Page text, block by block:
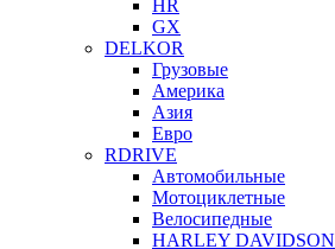
HR
GX
DELKOR
Грузовые
Америка
Азия
Евро
RDRIVE
Автомобильные
Мотоциклетные
Велосипедные
HARLEY DAVIDSON